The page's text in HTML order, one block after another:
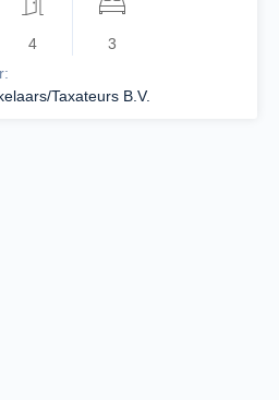
4
3
Taxateurs B.V.